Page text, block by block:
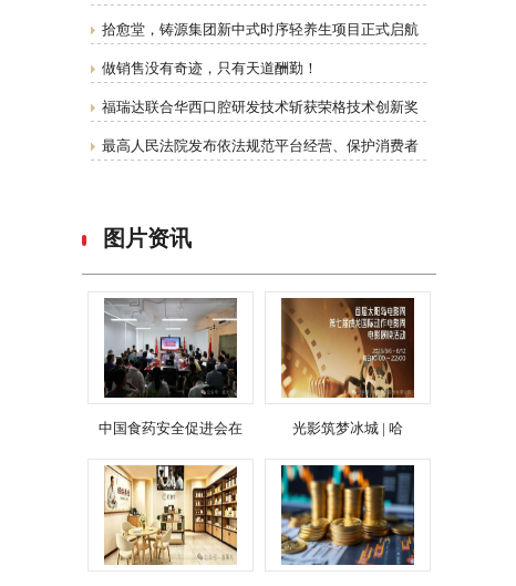
拾愈堂，铸源集团新中式时序轻养生项目正式启航
做销售没有奇迹，只有天道酬勤！
福瑞达联合华西口腔研发技术斩获荣格技术创新奖
最高人民法院发布依法规范平台经营、保护消费者
图片资讯
中国食药安全促进会在 光影筑梦冰城 | 哈